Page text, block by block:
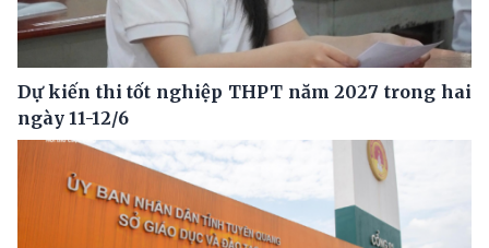
Dự kiến thi tốt nghiệp THPT năm 2027 trong hai
ngày 11-12/6